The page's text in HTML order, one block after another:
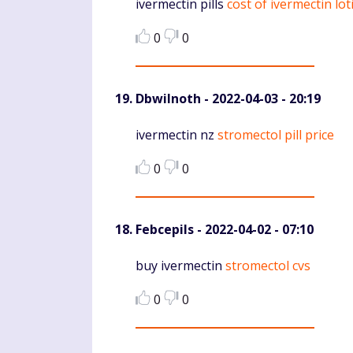
Komentaras
ivermectin pills cost of ivermectin
0
0
DbwiInoth - 2022-04-03 - 20:19
Komentaras
ivermectin nz stromectol pill price
0
0
Febcepils - 2022-04-02 - 07:10
Komentaras
buy ivermectin stromectol cvs
0
0